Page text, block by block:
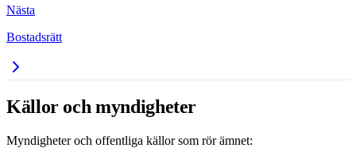
Nästa
Bostadsrätt
Källor och myndigheter
Myndigheter och offentliga källor som rör ämnet: